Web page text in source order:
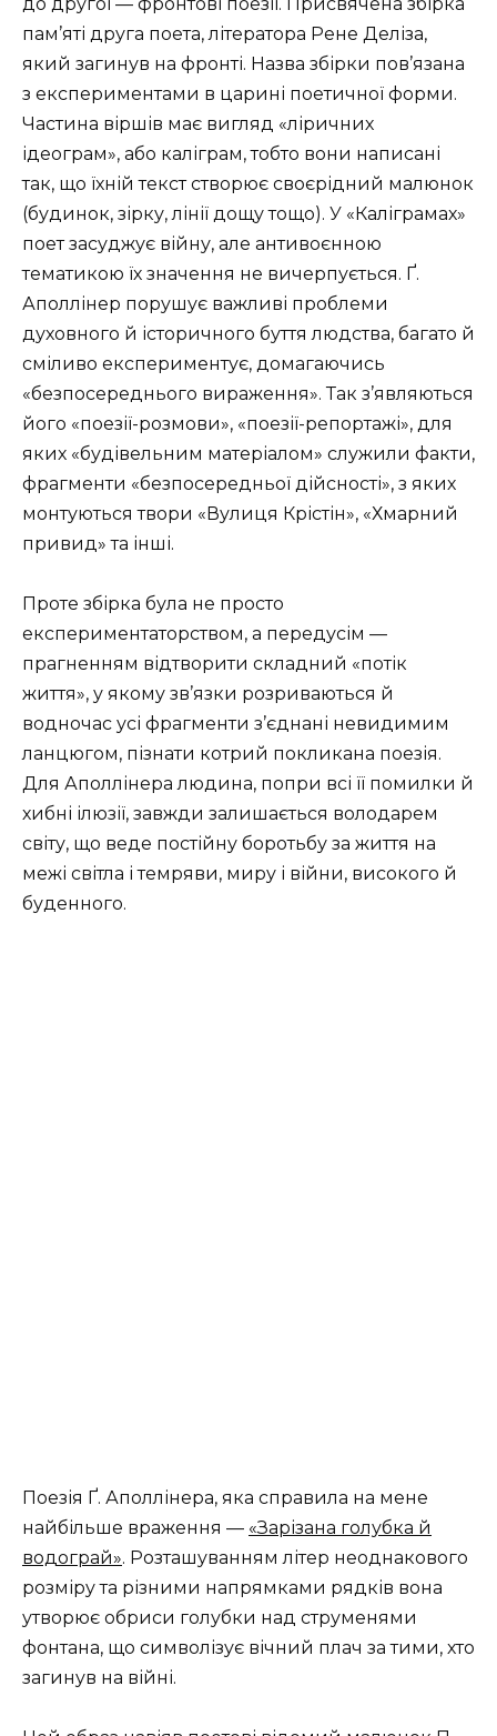
пам’яті друга поета, літератора Рене Деліза,
який загинув на фронті. Назва збірки пов’язана
з експериментами в царині поетичної форми.
Частина віршів має вигляд «ліричних
ідеограм», або каліграм, тобто вони написані
так, що їхній текст створює своєрідний малюнок
(будинок, зірку, лінії дощу тощо). У «Каліграмах»
поет засуджує війну, але антивоєнною
тематикою їх значення не вичерпується. Ґ.
Аполлінер порушує важливі проблеми
духовного й історичного буття людства, багато й
сміливо експериментує, домагаючись
«безпосереднього вираження». Так з’являються
його «поезії-розмови», «поезії-репортажі», для
яких «будівельним матеріалом» служили факти,
фрагменти «безпосередньої дійсності», з яких
монтуються твори «Вулиця Крістін», «Хмарний
привид» та інші.
Проте збірка була не просто
експериментаторством, а передусім —
прагненням відтворити складний «потік
життя», у якому зв’язки розриваються й
водночас усі фрагменти з’єднані невидимим
ланцюгом, пізнати котрий покликана поезія.
Для Аполлінера людина, попри всі її помилки й
хибні ілюзії, завжди залишається володарем
світу, що веде постійну боротьбу за життя на
межі світла і темряви, миру і війни, високого й
буденного.
Поезія Ґ. Аполлінера, яка справила на мене
найбільше враження — «Зарізана голубка й
водограй». Розташуванням літер неоднакового
розміру та різними напрямками рядків вона
утворює обриси голубки над струменями
фонтана, що символізує вічний плач за тими, хто
загинув на війні.